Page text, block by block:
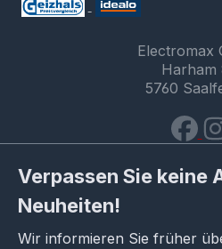
Electromax
Harham
5760
Verpassen Sie keine
Neuheiten!
Wir informieren Sie früher